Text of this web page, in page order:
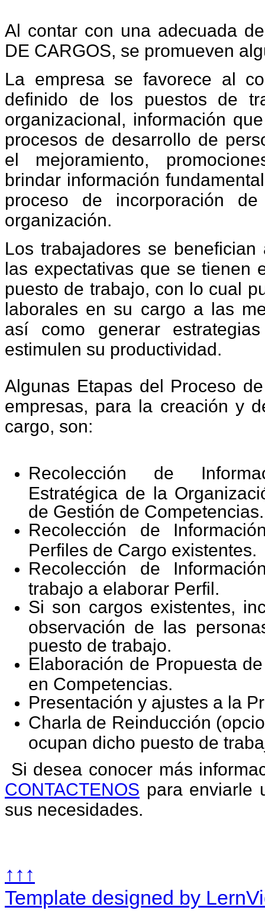
Al contar con una adecuada
DE CARGOS, se promueven
La empresa se favorece al
definido de los puestos de
organizacional, información
procesos de desarrollo de
el mejoramiento,
brindar información
proceso de incorporación
organización.
Los trabajadores se
las expectativas que se tienen
puesto de trabajo, con lo cual
laborales en su cargo a las
así como generar
estimulen su productividad.
Algunas Etapas del Proceso
empresas, para la creación y
cargo, son:
Recolección de
Estratégica de la
de Gestión de Competencias.
Recolección de
Perfiles de Cargo existentes.
Recolección de
trabajo a elaborar Perfil.
Si son cargos existentes,
observación de las
puesto de trabajo.
Elaboración de Propuesta
en Competencias.
Presentación y ajustes a la
Charla de Reinducción
ocupan dicho puesto de
Si desea conocer más
CONTACTENOS para enviarle
sus necesidades.
↑↑↑
Template designed by